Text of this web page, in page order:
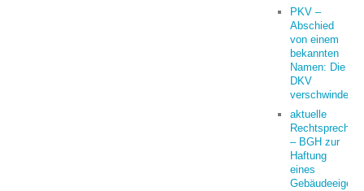
PKV –
Abschied
von einem
bekannten
Namen: Die
DKV
verschwindet
aktuelle
– BGH zur
Haftung
eines